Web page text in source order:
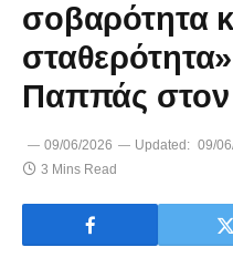
σοβαρότητα
Παππάς
09/06/2026 Updated: 09/
3 Mins Read